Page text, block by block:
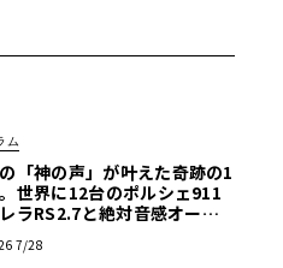
インターナショナル・サーキ
バーが祖国で叩き出した最
スピードを記録した911 GT
ム
「神の声」が叶えた奇跡の1
世界に12台のポルシェ911
ラRS2.7と絶対音感オーナ
】《LE VOLANT LAB》
7/28